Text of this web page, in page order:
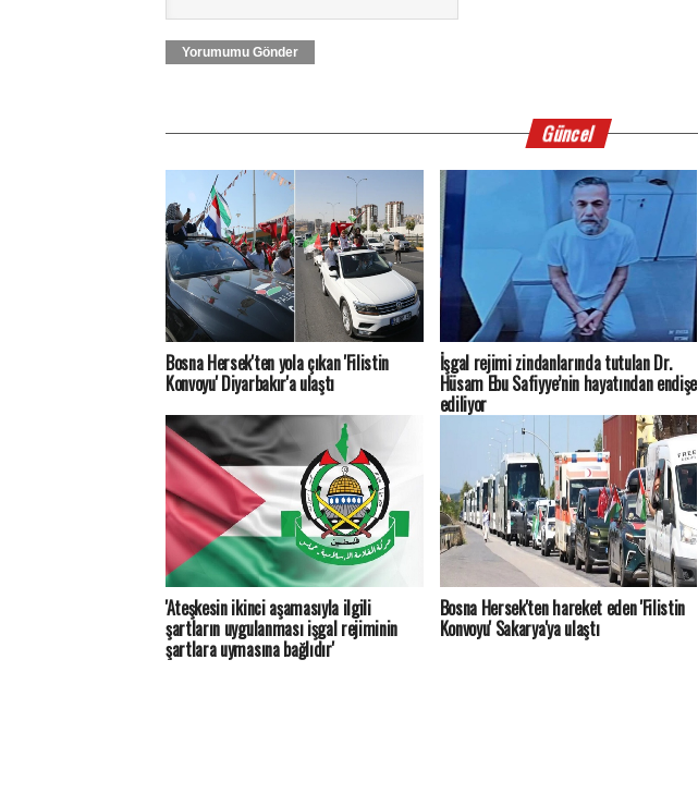
Yorumumu Gönder
Güncel
Bosna Hersek'ten yola çıkan 'Filistin
Konvoyu' Diyarbakır'a ulaştı
İşgal rejimi zindanlarında tutulan Dr.
Hüsam Ebu Safiyye’nin hayatından endişe
ediliyor
'Ateşkesin ikinci aşamasıyla ilgili
şartların uygulanması işgal rejiminin
şartlara uymasına bağlıdır'
Bosna Hersek'ten hareket eden 'Filistin
Konvoyu' Sakarya'ya ulaştı